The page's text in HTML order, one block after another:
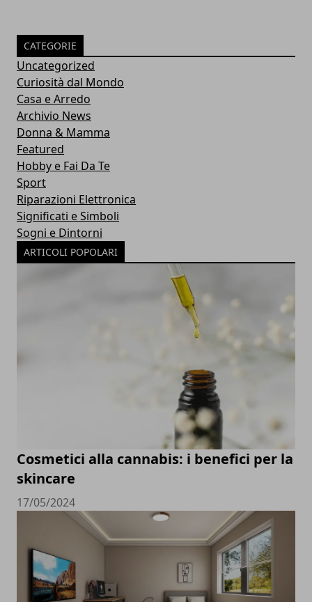
CATEGORIE
Uncategorized
Curiosità dal Mondo
Casa e Arredo
Archivio News
Donna & Mamma
Featured
Hobby e Fai Da Te
Sport
Riparazioni Elettronica
Significati e Simboli
Sogni e Dintorni
ARTICOLI POPOLARI
Cosmetici alla cannabis: i benefici per la
skincare
17/05/2024